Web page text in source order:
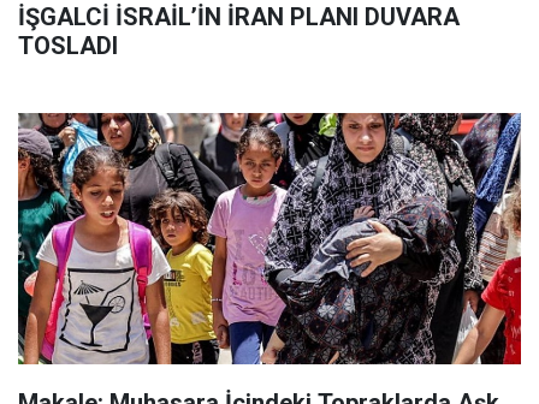
İŞGALCİ İSRAİL’İN İRAN PLANI DUVARA
TOSLADI